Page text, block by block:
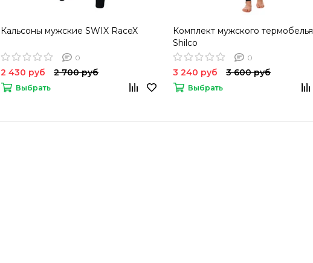
Кальсоны мужские SWIX RaceX
0
2 430 руб 2 700 руб
Выбрать
Комплект мужского термобелья
Shilco
0
3 240 руб 3 600 руб
Выбрать